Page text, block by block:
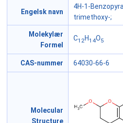
Engelsk navn
4H-1-
trimethoxy-;
Molekylær
Formel
C12H14O5
CAS-nummer 64030-66-6
Molecular
Structure